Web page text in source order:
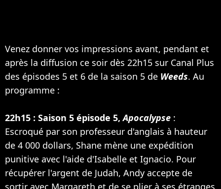
Venez donner vos impressions avant, pendant et
après la diffusion ce soir dès 22h15 sur Canal Plus
des épisodes 5 et 6 de la saison 5 de Weeds. Au
programme :
22h15 : Saison 5 épisode 5,Apocalypse :
Escroqué par son professeur d'anglais à hauteur
de 4 000 dollars, Shane mène une expédition
punitive avec l'aide d'Isabelle et Ignacio. Pour
récupérer l'argent de Judah, Andy accepte de
sortir avec Margareth et de se plier à ses étranges